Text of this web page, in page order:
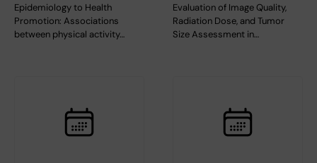
Epidemiology to Health
Promotion: Associations
between physical activity…
Evaluation of Image Quality,
Radiation Dose, and Tumor
Size Assessment in…